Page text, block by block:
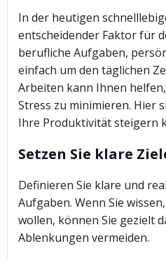
In der heutigen
entscheidender Faktor für
berufliche Aufgaben,
einfach um den täglichen
Arbeiten kann Ihnen
Stress zu minimieren. Hier
Ihre Produktivität steigern
Setzen Sie klare
Definieren Sie klare und
Aufgaben. Wenn Sie
wollen, können Sie gezielt
Ablenkungen vermeiden.